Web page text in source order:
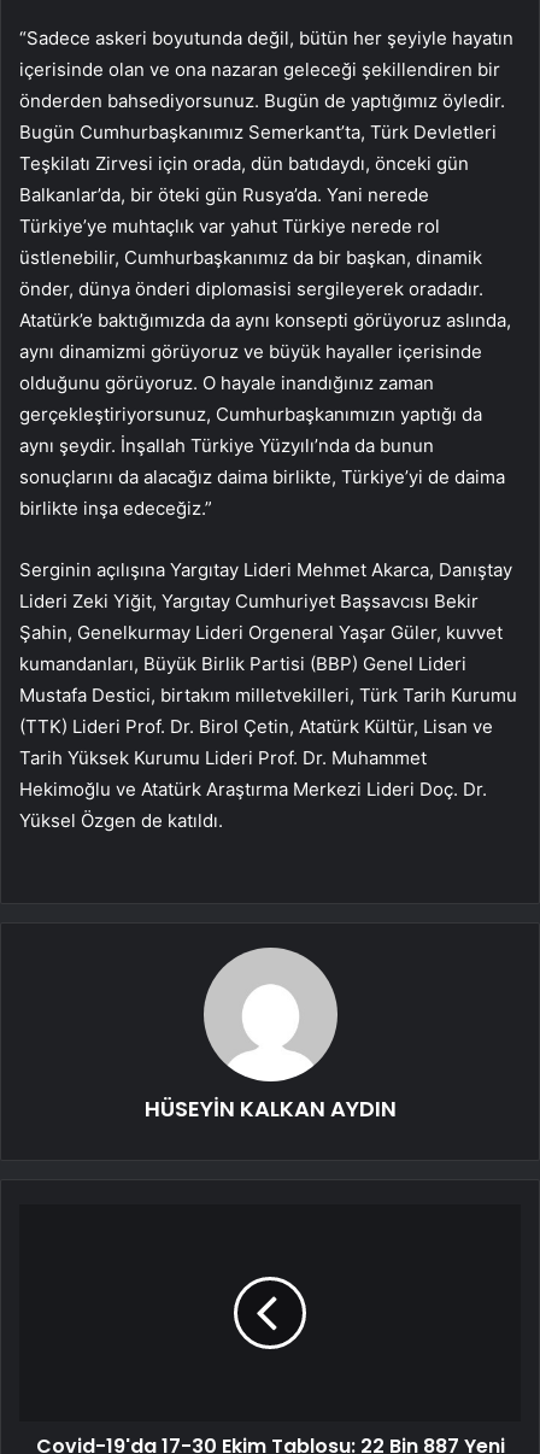
“Sadece askeri boyutunda değil, bütün her şeyiyle hayatın
içerisinde olan ve ona nazaran geleceği şekillendiren bir
önderden bahsediyorsunuz. Bugün de yaptığımız öyledir.
Bugün Cumhurbaşkanımız Semerkant’ta, Türk Devletleri
Teşkilatı Zirvesi için orada, dün batıdaydı, önceki gün
Balkanlar’da, bir öteki gün Rusya’da. Yani nerede
Türkiye’ye muhtaçlık var yahut Türkiye nerede rol
üstlenebilir, Cumhurbaşkanımız da bir başkan, dinamik
önder, dünya önderi diplomasisi sergileyerek oradadır.
Atatürk’e baktığımızda da aynı konsepti görüyoruz aslında,
aynı dinamizmi görüyoruz ve büyük hayaller içerisinde
olduğunu görüyoruz. O hayale inandığınız zaman
gerçekleştiriyorsunuz, Cumhurbaşkanımızın yaptığı da
aynı şeydir. İnşallah Türkiye Yüzyılı’nda da bunun
sonuçlarını da alacağız daima birlikte, Türkiye’yi de daima
birlikte inşa edeceğiz.”
Serginin açılışına Yargıtay Lideri Mehmet Akarca, Danıştay
Lideri Zeki Yiğit, Yargıtay Cumhuriyet Başsavcısı Bekir
Şahin, Genelkurmay Lideri Orgeneral Yaşar Güler, kuvvet
kumandanları, Büyük Birlik Partisi (BBP) Genel Lideri
Mustafa Destici, birtakım milletvekilleri, Türk Tarih Kurumu
(TTK) Lideri Prof. Dr. Birol Çetin, Atatürk Kültür, Lisan ve
Tarih Yüksek Kurumu Lideri Prof. Dr. Muhammet
Hekimoğlu ve Atatürk Araştırma Merkezi Lideri Doç. Dr.
Yüksel Özgen de katıldı.
HÜSEYİN KALKAN AYDIN
Covid-19'da 17-30 Ekim Tablosu: 22 Bin 887 Yeni